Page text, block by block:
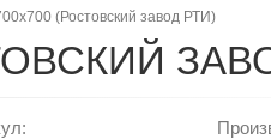
(Ростовский завод РТИ)